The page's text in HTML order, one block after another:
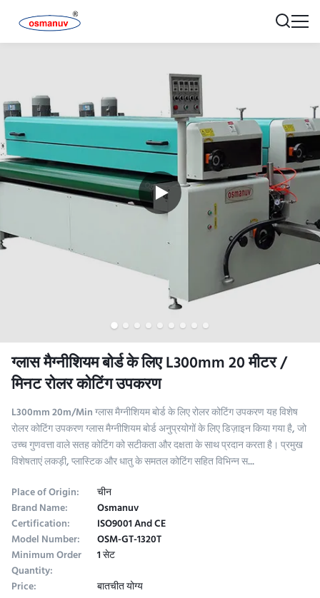
ग्लास मैग्नीशियम बोर्ड के लिए L300mm 20 मीटर /
मिनट रोलर कोटिंग उपकरण
L300mm 20m/Min ग्लास मैग्नीशियम बोर्ड के लिए रोलर कोटिंग उपकरण यह विशेष
रोलर कोटिंग उपकरण ग्लास मैग्नीशियम बोर्ड अनुप्रयोगों के लिए डिज़ाइन किया गया है, जो
उच्च गुणवत्ता वाले सतह कोटिंग को सटीकता और दक्षता के साथ प्रदान करता है। प्रमुख
विशेषताएं लकड़ी, प्लास्टिक और धातु के समतल कोटिंग सहित विभिन्न स...
Place of Origin:
चीन
Brand Name: Osmanuv
Certification: ISO9001 And CE
Model Number: OSM-GT-1320T
Minimum Order
Quantity:
1 सेट
Price:
बातचीत योग्य